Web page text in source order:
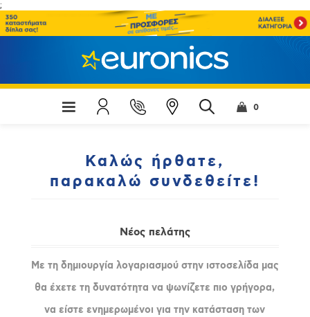
;
0
Καλώς ήρθατε,
παρακαλώ συνδεθείτε!
Νέος πελάτης
Με τη δημιουργία λογαριασμού στην ιστοσελίδα μας
θα έχετε τη δυνατότητα να ψωνίζετε πιο γρήγορα,
να είστε ενημερωμένοι για την κατάσταση των